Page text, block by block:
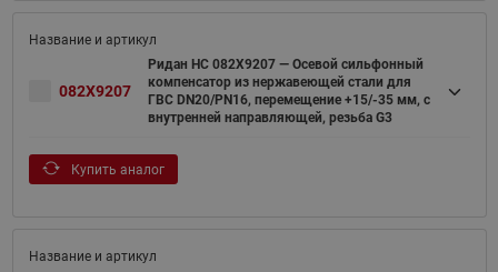
082X9207
Ридан НС 082X9207 — Осевой сильфонный
компенсатор из нержавеющей стали для
ГВС DN20/PN16, перемещение +15/-35 мм, с
внутренней направляющей, резьба G3
Купить аналог